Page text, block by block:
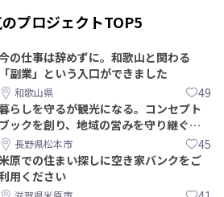
プロジェクトTOP5
の仕事は辞めずに。和歌山と関わる
「副業」という入口ができました
和歌山県 49
らしを守るが観光になる。コンセプト
ブックを創り、地域の営みを守り継ぐ仲
間を集めませんか？
長野県松本市 45
原での住まい探しに空き家バンクをご
用ください